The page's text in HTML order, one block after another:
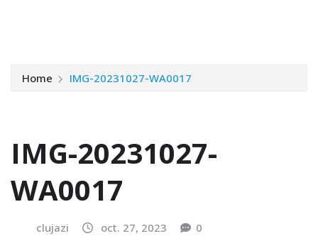
Home IMG-20231027-WA0017
IMG-20231027-
WA0017
clujazi oct. 27, 2023 0